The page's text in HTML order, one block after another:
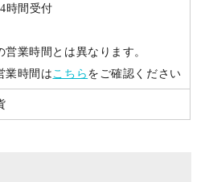
時間受付
業時間とは異なります。
業時間はこちら をご確認ください